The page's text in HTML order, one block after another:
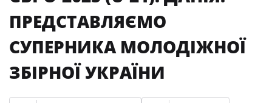
ПРЕДСТАВЛЯЄМО
СУПЕРНИКА МОЛОДІЖНОЇ
ЗБІРНОЇ УКРАЇНИ